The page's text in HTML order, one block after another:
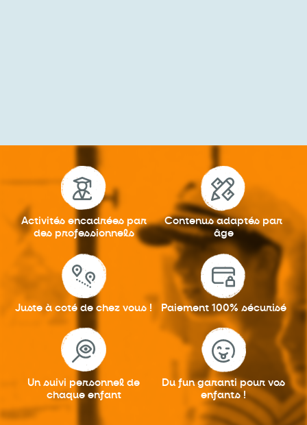
Activités encadrées par
des professionnels
Contenus adaptés par
âge
Juste à coté de chez vous ! Paiement 100% sécurisé
Un suivi personnel de
chaque enfant
Du fun garantipour vos
enfants !